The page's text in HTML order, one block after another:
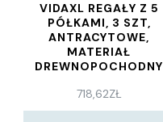
VIDAXL REGAŁY Z 5
PÓŁKAMI, 3 SZT,
ANTRACYTOWE,
MATERIAŁ
DREWNOPOCHODNY
718,62ZŁ